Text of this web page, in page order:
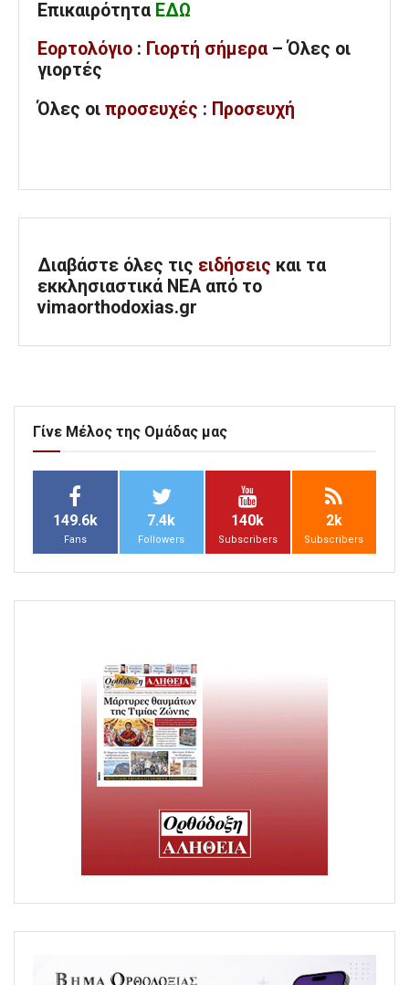
Επικαιρότητα ΕΔΩ
Εορτολόγιο : Γιορτή σήμερα – Όλες οι
γιορτές
Όλες οι προσευχές : Προσευχή
Διαβάστε όλες τις ειδήσεις και τα
εκκλησιαστικά ΝΕΑ από το
vimaorthodoxias.gr
Γίνε Μέλος της Ομάδας μας
149.6k
Fans
7.4k
Followers
140k
Subscribers
2k
Subscribers